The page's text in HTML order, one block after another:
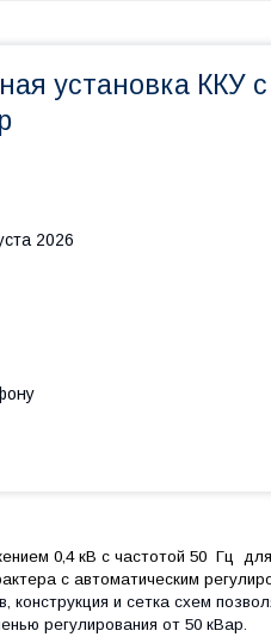
установка ККУ
2026
0,4 кВ с частотой 50 Гц
с автоматическим
и сетка схем
регулирования от 50 кВар.